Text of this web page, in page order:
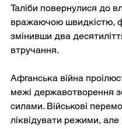
Таліби повернулися до
вражаючою швидкістю,
змінивши два
втручання.
Афганська війна
межі державотворення
силами. Військові
ліквідувати режими, але